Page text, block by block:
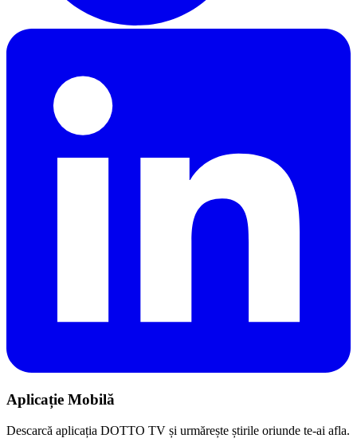
Aplicație Mobilă
Descarcă aplicația DOTTO TV și urmărește știrile oriunde te-ai afla.